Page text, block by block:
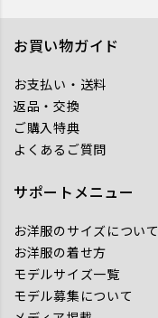
お買い物ガイド
お支払い・送料
返品・交換
ご購入特典
よくあるご質問
サポートメニュー
お洋服のサイズについて
お洋服の着せ方
モデルサイズ一覧
モデル募集について